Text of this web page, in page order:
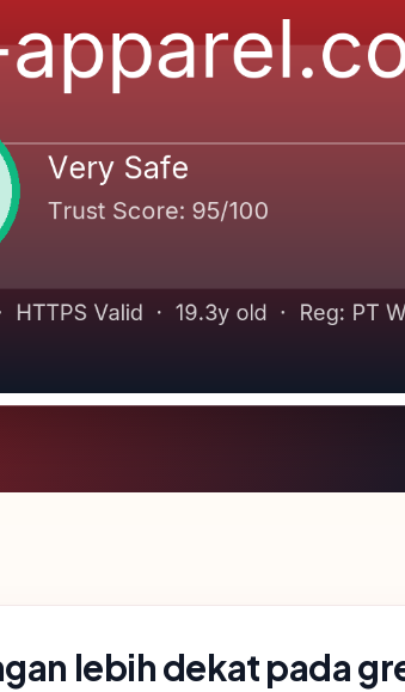
lebih dekat pada